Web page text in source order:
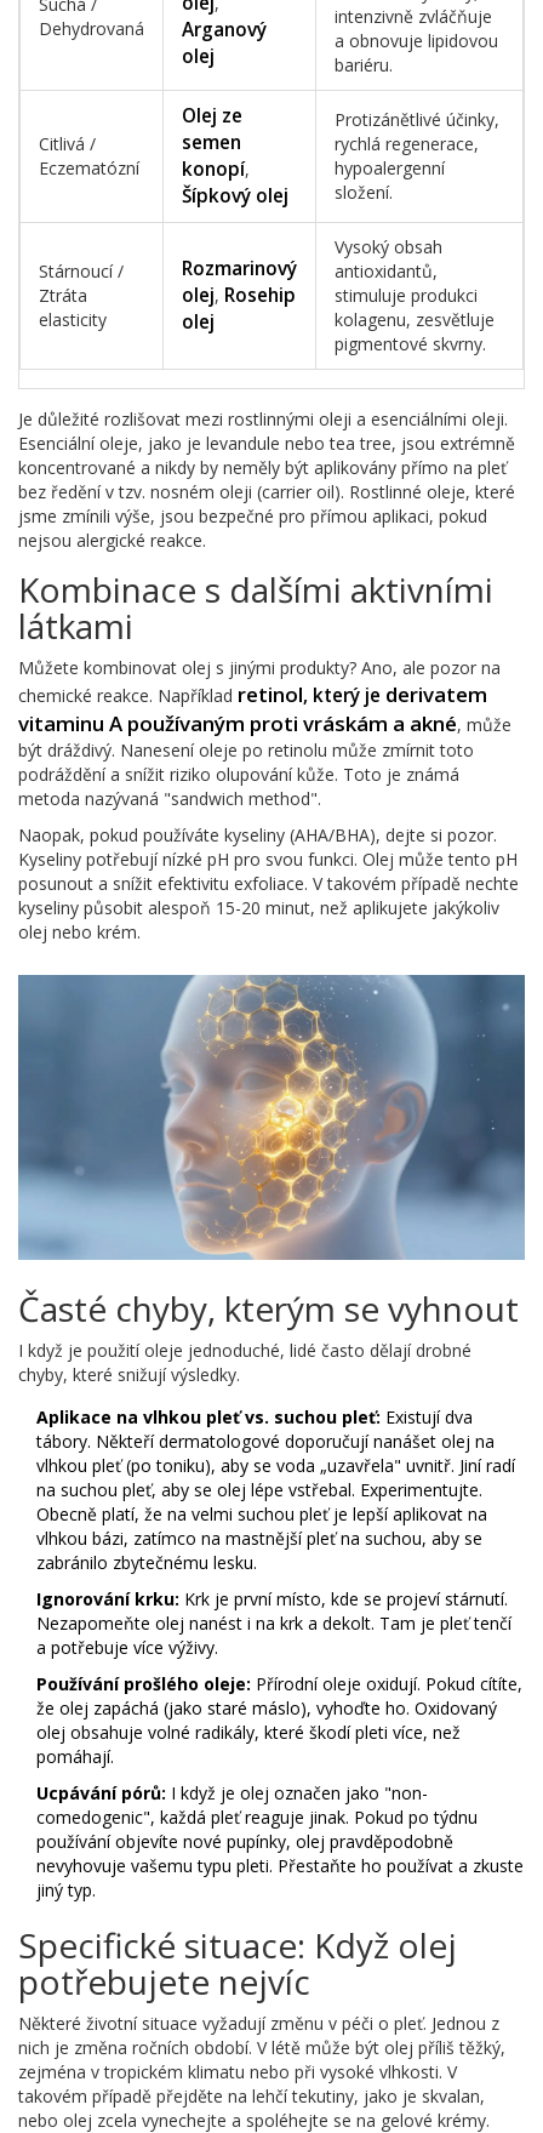
Dehydrovaná
Arganový
olej
intenzivně zvláčňuje
a obnovuje lipidovou
bariéru.
Citlivá /
Eczematózní
Olej ze
semen
konopí,
Šípkový olej
Protizánětlivé účinky,
rychlá regenerace,
hypoalergenní
složení.
Stárnoucí /
Ztráta
elasticity
Rozmarinový
olej, Rosehip
olej
Vysoký obsah
antioxidantů,
stimuluje produkci
kolagenu, zesvětluje
pigmentové skvrny.
Je důležité rozlišovat mezi rostlinnými oleji a esenciálními oleji.
Esenciální oleje, jako je levandule nebo tea tree, jsou extrémně
koncentrované a nikdy by neměly být aplikovány přímo na pleť
bez ředění v tzv. nosném oleji (carrier oil). Rostlinné oleje, které
jsme zmínili výše, jsou bezpečné pro přímou aplikaci, pokud
nejsou alergické reakce.
Kombinace s dalšími aktivními
látkami
Můžete kombinovat olej s jinými produkty? Ano, ale pozor na
chemické reakce. Například retinol, který je derivatem
vitaminu A používaným proti vráskám a akné, může
být dráždivý. Nanesení oleje po retinolu může zmírnit toto
podráždění a snížit riziko olupování kůže. Toto je známá
metoda nazývaná "sandwich method".
Naopak, pokud používáte kyseliny (AHA/BHA), dejte si pozor.
Kyseliny potřebují nízké pH pro svou funkci. Olej může tento pH
posunout a snížit efektivitu exfoliace. V takovém případě nechte
kyseliny působit alespoň 15-20 minut, než aplikujete jakýkoliv
olej nebo krém.
Časté chyby, kterým se vyhnout
I když je použití oleje jednoduché, lidé často dělají drobné
chyby, které snižují výsledky.
Aplikace na vlhkou pleť vs. suchou pleť: Existují dva
tábory. Někteří dermatologové doporučují nanášet olej na
vlhkou pleť (po toniku), aby se voda „uzavřela" uvnitř. Jiní radí
na suchou pleť, aby se olej lépe vstřebal. Experimentujte.
Obecně platí, že na velmi suchou pleť je lepší aplikovat na
vlhkou bázi, zatímco na mastnější pleť na suchou, aby se
zabránilo zbytečnému lesku.
Ignorování krku: Krk je první místo, kde se projeví stárnutí.
Nezapomeňte olej nanést i na krk a dekolt. Tam je pleť tenčí
a potřebuje více výživy.
Používání prošlého oleje: Přírodní oleje oxidují. Pokud cítíte,
že olej zapáchá (jako staré máslo), vyhoďte ho. Oxidovaný
olej obsahuje volné radikály, které škodí pleti více, než
pomáhají.
Ucpávání pórů: I když je olej označen jako "non-
comedogenic", každá pleť reaguje jinak. Pokud po týdnu
používání objevíte nové pupínky, olej pravděpodobně
nevyhovuje vašemu typu pleti. Přestaňte ho používat a zkuste
jiný typ.
Specifické situace: Když olej
potřebujete nejvíc
Některé životní situace vyžadují změnu v péči o pleť. Jednou z
nich je změna ročních období. V létě může být olej příliš těžký,
zejména v tropickém klimatu nebo při vysoké vlhkosti. V
takovém případě přejděte na lehčí tekutiny, jako je skvalan,
nebo olej zcela vynechejte a spoléhejte se na gelové krémy.